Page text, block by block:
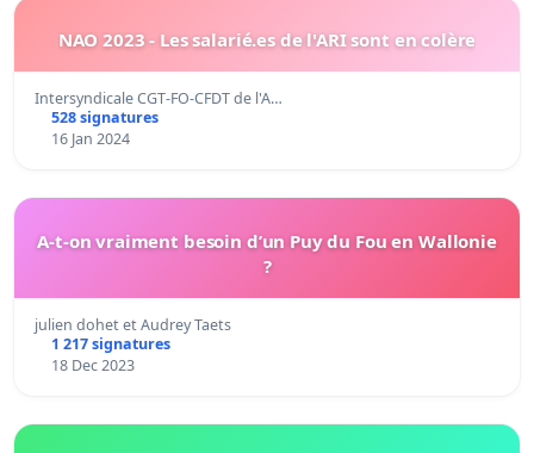
NAO 2023 - Les salarié.es de l'ARI sont en colère
Intersyndicale CGT-FO-CFDT de l'A…
528 signatures
16 Jan 2024
A-t-on vraiment besoin d’un Puy du Fou en Wallonie
?
julien dohet et Audrey Taets
1 217 signatures
18 Dec 2023